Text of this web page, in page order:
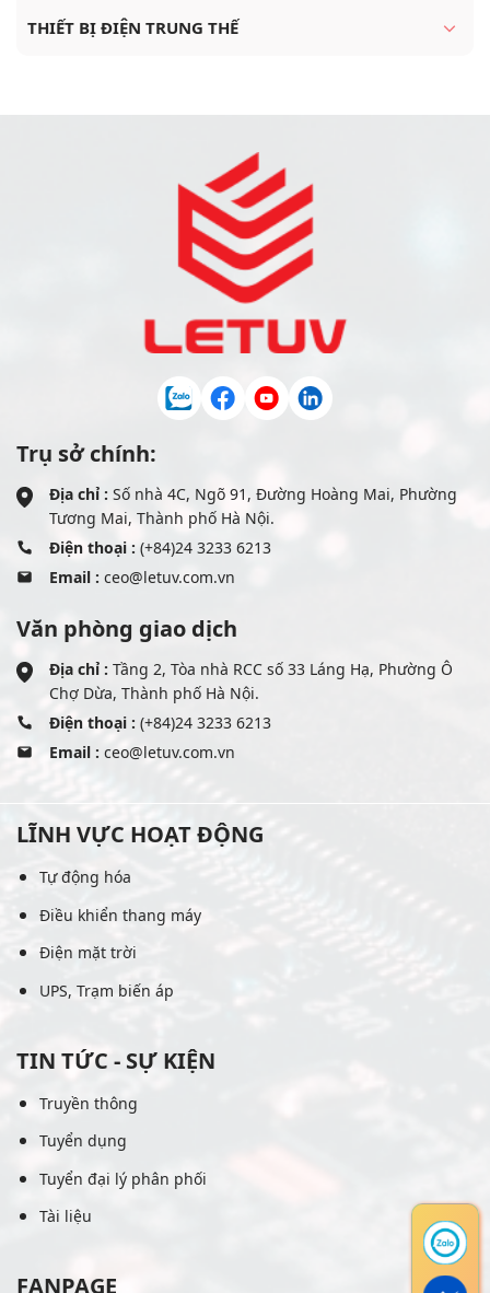
THIẾT BỊ ĐIỆN TRUNG THẾ
Trụ sở chính:
Địa chỉ : Số nhà 4C, Ngõ 91, Đường Hoàng Mai, Phường
Tương Mai, Thành phố Hà Nội.
Điện thoại : (+84)24 3233 6213
Email : ceo@letuv.com.vn
Văn phòng giao dịch
Địa chỉ : Tầng 2, Tòa nhà RCC số 33 Láng Hạ, Phường Ô
Chợ Dừa, Thành phố Hà Nội.
Điện thoại : (+84)24 3233 6213
Email : ceo@letuv.com.vn
LĨNH VỰC HOẠT ĐỘNG
Tự động hóa
Điều khiển thang máy
Điện mặt trời
UPS, Trạm biến áp
TIN TỨC - SỰ KIỆN
Truyền thông
Tuyển dụng
Tuyển đại lý phân phối
Tài liệu
FANPAGE